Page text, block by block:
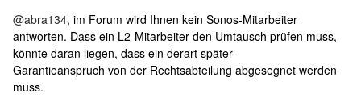
@abra134, im Forum wird Ihnen kein Sonos-Mitarbeiter
antworten. Dass ein L2-Mitarbeiter den Umtausch prüfen muss,
könnte daran liegen, dass ein derart später
Garantieanspruch von der Rechtsabteilung abgesegnet werden
muss.